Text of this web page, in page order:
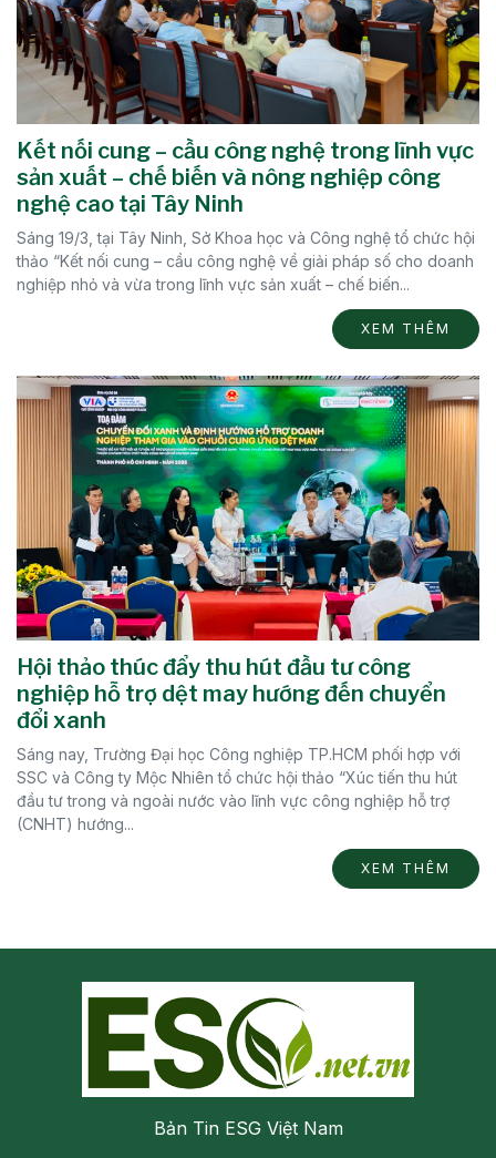
Kết nối cung – cầu công nghệ trong lĩnh vực
sản xuất – chế biến và nông nghiệp công
nghệ cao tại Tây Ninh
Sáng 19/3, tại Tây Ninh, Sở Khoa học và Công nghệ tổ chức hội
thảo “Kết nối cung – cầu công nghệ về giải pháp số cho doanh
nghiệp nhỏ và vừa trong lĩnh vực sản xuất – chế biến...
XEM THÊM
Hội thảo thúc đẩy thu hút đầu tư công
nghiệp hỗ trợ dệt may hướng đến chuyển
đổi xanh
Sáng nay, Trường Đại học Công nghiệp TP.HCM phối hợp với
SSC và Công ty Mộc Nhiên tổ chức hội thảo “Xúc tiến thu hút
đầu tư trong và ngoài nước vào lĩnh vực công nghiệp hỗ trợ
(CNHT) hướng...
XEM THÊM
Bản Tin ESG Việt Nam